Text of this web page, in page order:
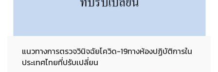
แนวทางการตรวจวินิจฉัยโควิด-19ทางห้องปฏิบัติการใน
ประเทศไทยที่ปรับเปลี่ยน